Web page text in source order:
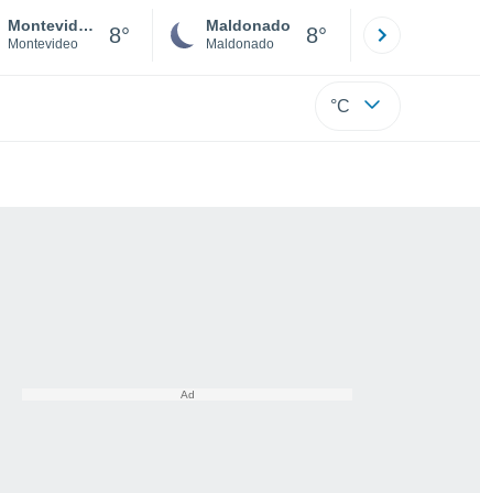
Montevideo
Montevideo 8° Maldonado
Maldonado 8°
°C